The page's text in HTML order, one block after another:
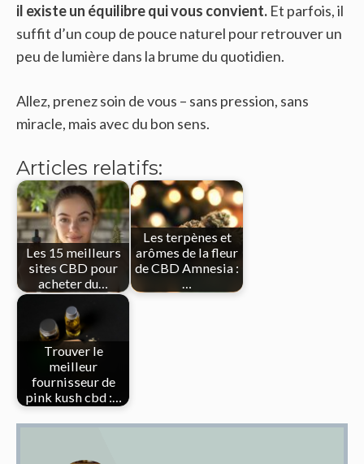
il existe un équilibre qui vous convient. Et parfois, il
suffit d’un coup de pouce naturel pour retrouver un
peu de lumière dans la brume du quotidien.
Allez, prenez soin de vous – sans pression, sans
miracle, mais avec du bon sens.
Articles relatifs:
Les 15 meilleurs
sites CBD pour
acheter du…
Les terpènes et
arômes de la fleur
de CBD Amnesia :
…
Trouver le
meilleur
fournisseur de
pink kush cbd :…